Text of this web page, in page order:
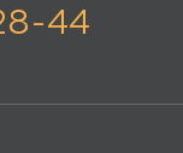
44